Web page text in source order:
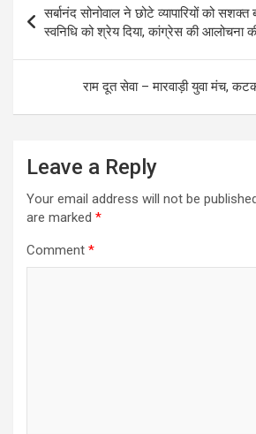
navigation
सर्बानंद सोनोवाल ने छोटे व्यापारियों को
स्वनिधि को श्रेय दिया, कांग्रेस की आलोचना
राम दूत सेवा – मारवाड़ी युवा मंच,
Leave a Reply
Your email address will not be
are marked *
Comment *